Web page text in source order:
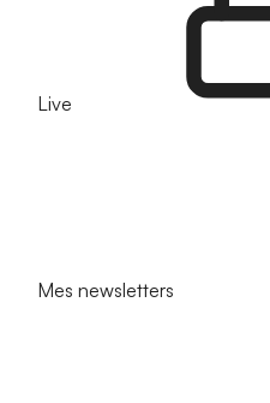
Live
Mes newsletters